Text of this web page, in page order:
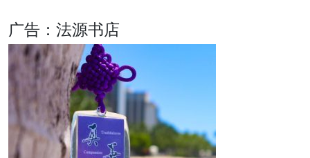
广告：法源书店